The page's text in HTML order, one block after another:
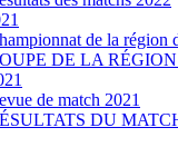
de la région
DE LA
de match 2021
DU